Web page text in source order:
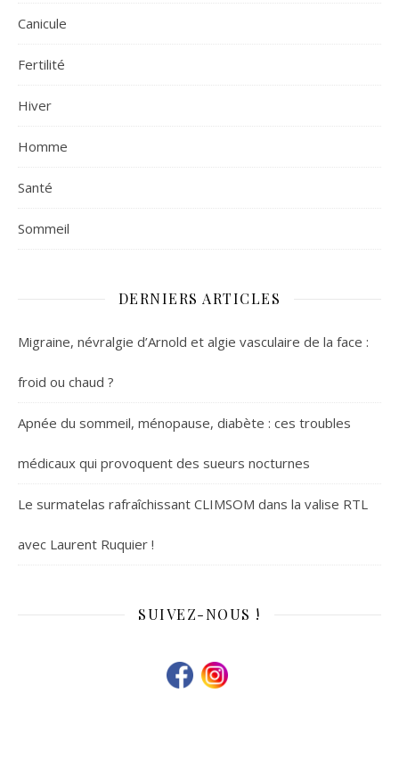
Canicule
Fertilité
Hiver
Homme
Santé
Sommeil
DERNIERS ARTICLES
Migraine, névralgie d’Arnold et algie vasculaire de la face :
froid ou chaud ?
Apnée du sommeil, ménopause, diabète : ces troubles
médicaux qui provoquent des sueurs nocturnes
Le surmatelas rafraîchissant CLIMSOM dans la valise RTL
avec Laurent Ruquier !
SUIVEZ-NOUS !